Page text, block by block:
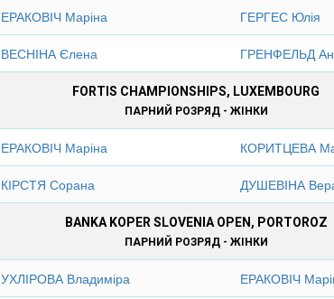
ЕРАКОВІЧ Маріна ГЕРГЕС Юлія
ВЕСНІНА Єлена ГРЕНФЕЛЬД
FORTIS CHAMPIONSHIPS, LUXEMBOURG
ПАРНИЙ РОЗРЯД - ЖІНКИ
ЕРАКОВІЧ Маріна КОРИТЦЕВА
КІРСТЯ Сорана ДУШЕВІНА
BANKA KOPER SLOVENIA OPEN, PORTOROZ
ПАРНИЙ РОЗРЯД - ЖІНКИ
УХЛІРОВА Владиміра ЕРАКОВІЧ